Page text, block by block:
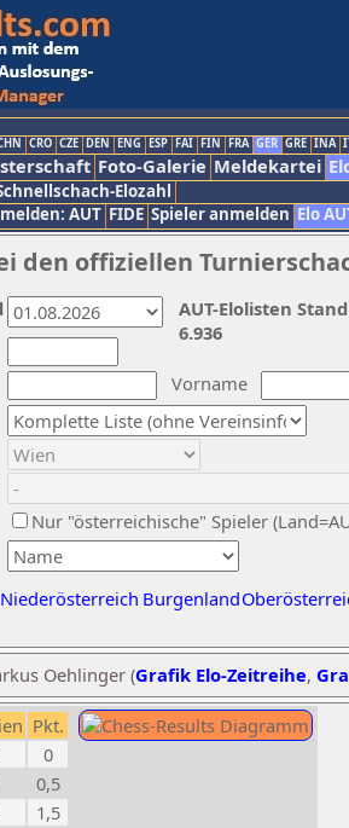
CRO CZE DEN ENG ESP FAI FIN FRA GER GRE INA
Foto-Galerie Meldekartei
Elozahl
AUT FIDE Spieler anmelden Elo
den offiziellen
Vorname
Nur "österreichische" Spieler
Niederösterreich Burgenland
AUT-Elolisten
6.936
Oehlinger (Grafik Elo-Zeitreihe,
Pkt.
0
0,5
1,5